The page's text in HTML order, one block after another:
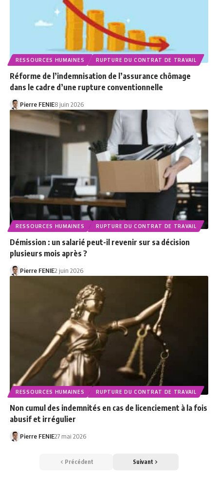
RESSOURCES HUMAINES RUPTURE DU CONTRAT DE TRAVAIL
Réforme de l’indemnisation de l’assurance chômage
dans le cadre d’une rupture conventionnelle
Pierre FENIE8 juin 2026
RESSOURCES HUMAINES RUPTURE DU CONTRAT DE TRAVAIL
Démission : un salarié peut-il revenir sur sa décision
plusieurs mois après ?
Pierre FENIE2 juin 2026
RESSOURCES HUMAINES RUPTURE DU CONTRAT DE TRAVAIL
Non cumul des indemnités en cas de licenciement à la fois
abusif et irrégulier
Pierre FENIE27 mai 2026
Précédent Suivant